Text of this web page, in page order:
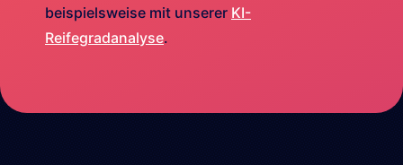
beispielsweise mit unserer KI-
Reifegradanalyse.